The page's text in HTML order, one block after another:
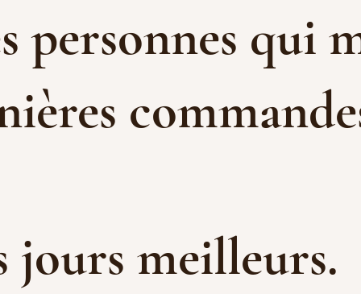
personnes qui
jours meilleurs.